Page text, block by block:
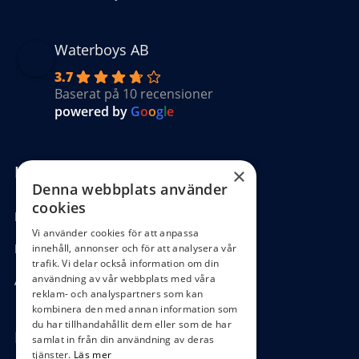
Waterboys AB
3.7
Baserat på 10 recensioner
powered by Google
Kundinformation
Köpvillkor
Hantering GDPR
Ångra köp
Hör av dig
×
Denna webbplats använder
cookies
Vi använder cookies för att anpassa
innehåll, annonser och för att analysera vår
trafik. Vi delar också information om din
användning av vår webbplats med våra
reklam- och analyspartners som kan
kombinera den med annan information som
du har tillhandahållit dem eller som de har
samlat in från din användning av deras
tjänster. Läs mer